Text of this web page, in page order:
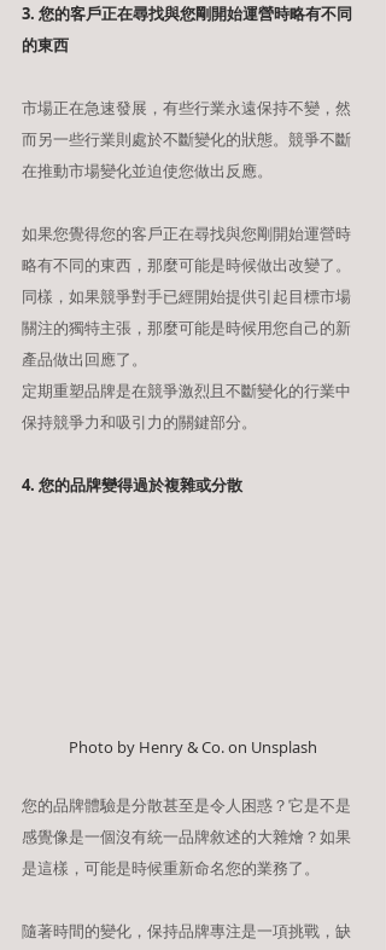
3. 您的客戶正在尋找與您剛開始運營時略有不同
的東西
市場正在急速發展，有些行業永遠保持不變，然
而另一些行業則處於不斷變化的狀態。競爭不斷
在推動市場變化並迫使您做出反應。
如果您覺得您的客戶正在尋找與您剛開始運營時
略有不同的東西，那麼可能是時候做出改變了。
同樣，如果競爭對手已經開始提供引起目標市場
關注的獨特主張，那麼可能是時候用您自己的新
產品做出回應了。
定期重塑品牌是在競爭激烈且不斷變化的行業中
保持競爭力和吸引力的關鍵部分。
4. 您的品牌變得過於複雜或分散
Photo by Henry & Co. on Unsplash
您的品牌體驗是分散甚至是令人困惑？它是不是
感覺像是一個沒有統一品牌敘述的大雜燴？如果
是這樣，可能是時候重新命名您的業務了。
隨著時間的變化，保持品牌專注是一項挑戰，缺